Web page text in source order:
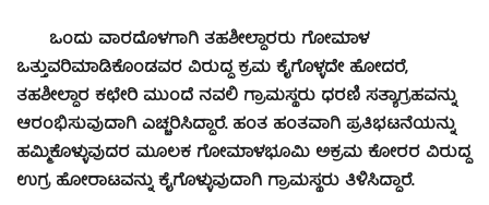
ಒಂದು ವಾರದೊಳಗಾಗಿ ತಹಶೀಲ್ದಾರರು ಗೋಮಾಳ
ಒತ್ತುವರಿಮಾಡಿಕೊಂಡವರ ವಿರುದ್ಧ ಕ್ರಮ ಕೈಗೊಳ್ಳದೇ ಹೋದರೆ,
ತಹಶೀಲ್ದಾರ ಕಛೇರಿ ಮುಂದೆ ನವಲಿ ಗ್ರಾಮಸ್ಥರು ಧರಣಿ ಸತ್ಯಾಗ್ರಹವನ್ನು
ಆರಂಭಿಸುವುದಾಗಿ ಎಚ್ಚರಿಸಿದ್ದಾರೆ. ಹಂತ ಹಂತವಾಗಿ ಪ್ರತಿಭಟನೆಯನ್ನು
ಹಮ್ಮಿಕೊಳ್ಳುವುದರ ಮೂಲಕ ಗೋಮಾಳಭೂಮಿ ಅಕ್ರಮ ಕೋರರ ವಿರುದ್ದ
ಉಗ್ರ ಹೋರಾಟವನ್ನು ಕೈಗೊಳ್ಳುವುದಾಗಿ ಗ್ರಾಮಸ್ಥರು ತಿಳಿಸಿದ್ದಾರೆ.